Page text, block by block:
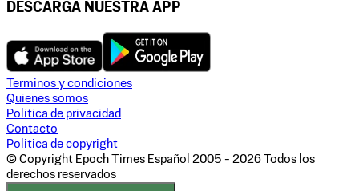
DESCARGA NUESTRA APP
Terminos y condiciones
Quienes somos
Politica de privacidad
Contacto
Politica de copyright
© Copyright Epoch Times Español 2005 - 2026 Todos los
derechos reservados